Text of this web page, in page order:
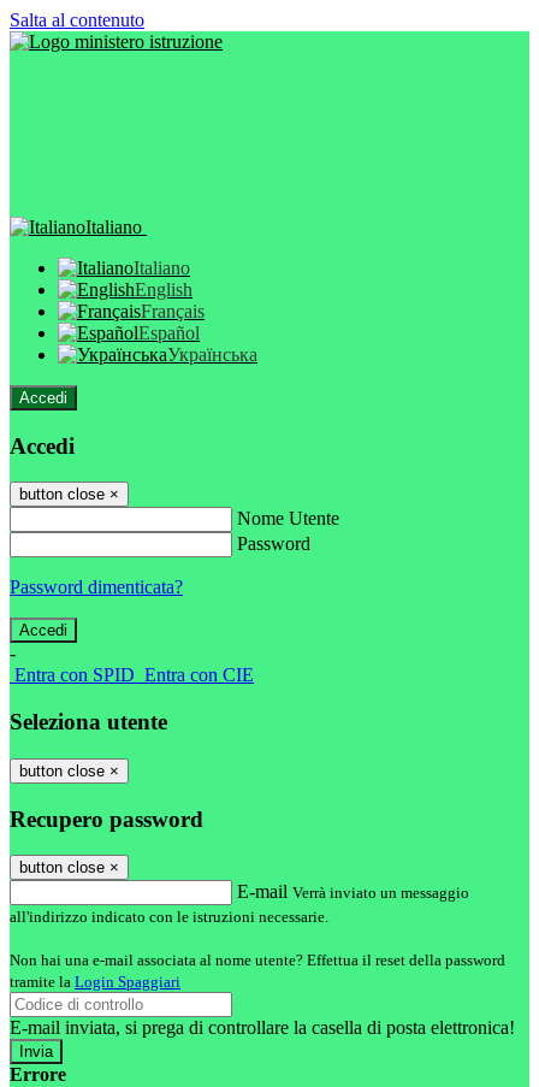
Salta al contenuto
Italiano
Italiano
English
Français
Español
Українська
Accedi
Accedi
button close ×
Nome Utente
Password
Password dimenticata?
-
Entra con SPID Entra con CIE
Seleziona utente
button close ×
Recupero password
button close ×
E-mail Verrà inviato un messaggio
all'indirizzo indicato con le istruzioni necessarie.
Non hai una e-mail associata al nome utente? Effettua il reset della password
tramite la Login Spaggiari
E-mail inviata, si prega di controllare la casella di posta elettronica!
Errore